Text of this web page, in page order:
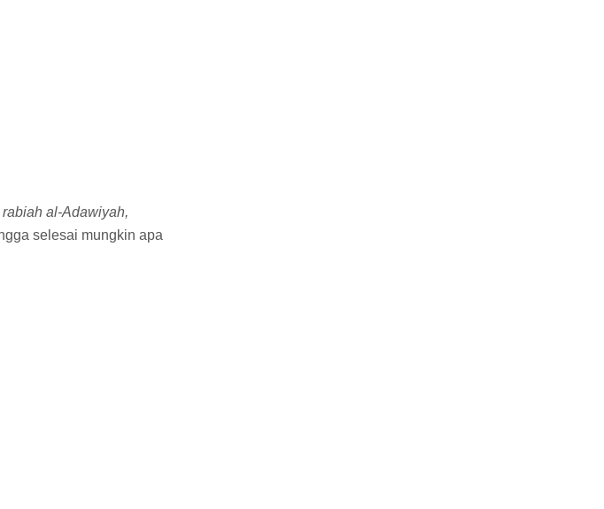
al-Adawiyah,
selesai mungkin apa